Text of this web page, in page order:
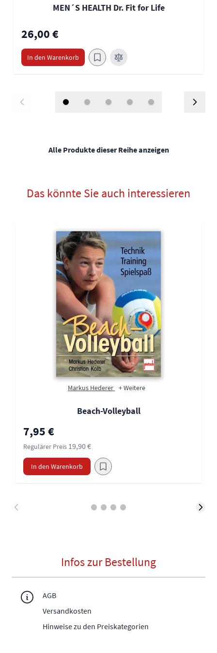
MEN´S HEALTH Dr. Fit for Life
26,00 €
In den Warenkorb
Alle Produkte dieser Reihe anzeigen
Das könnte Sie auch interessieren
Markus Hederer + Weitere
Beach-Volleyball
Sonderpreis
7,95 €
Regulärer Preis 19,90 €
In den Warenkorb
Infos zur Bestellung
AGB
Versandkosten
Hinweise zu den Preiskategorien